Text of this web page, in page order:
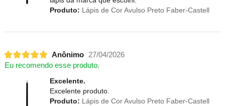
Produto: Lápis de Cor Avulso Preto Faber-Castell
Anônimo
27/04/2026
Eu recomendo esse produto.
Excelente.
Excelente produto.
Produto: Lápis de Cor Avulso Preto Faber-Castell